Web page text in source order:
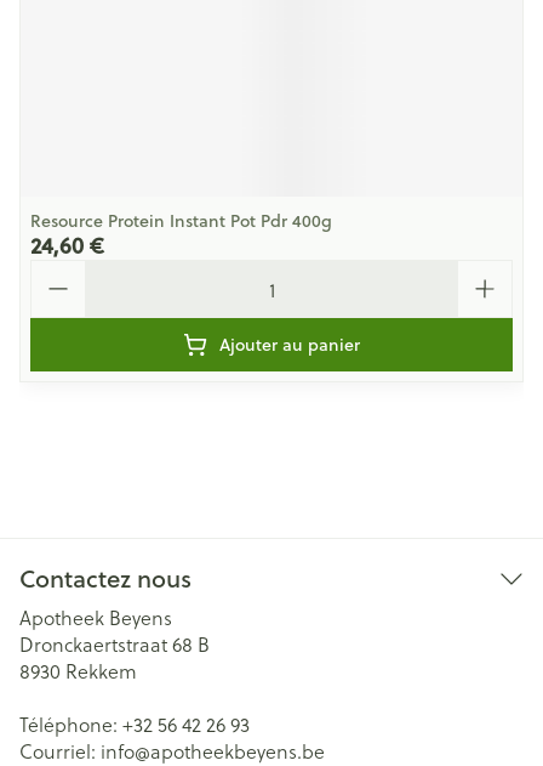
Resource Protein Instant Pot Pdr 400g
24,60 €
Ajouter au panier
Contactez nous
Apotheek Beyens
Dronckaertstraat 68 B
8930 Rekkem
Téléphone: +32 56 42 26 93
Courriel: info@apotheekbeyens.be